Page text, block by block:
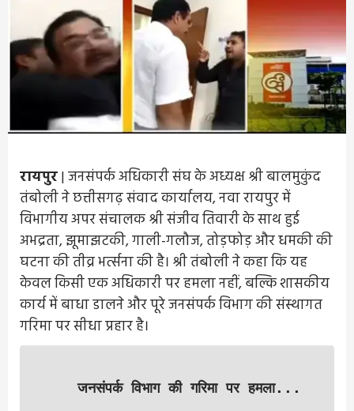
रायपुर| जनसंपर्क अधिकारी संघ के अध्यक्ष श्री बालमुकुंद
तंबोली ने छत्तीसगढ़ संवाद कार्यालय, नवा रायपुर में
विभागीय अपर संचालक श्री संजीव तिवारी के साथ हुई
अभद्रता, झूमाझटकी, गाली-गलौज, तोड़फोड़ और धमकी की
घटना की तीव्र भर्त्सना की है। श्री तंबोली ने कहा कि यह
केवल किसी एक अधिकारी पर हमला नहीं, बल्कि शासकीय
कार्य में बाधा डालने और पूरे जनसंपर्क विभाग की संस्थागत
गरिमा पर सीधा प्रहार है।
जनसंपर्क विभाग की गरिमा पर हमला...